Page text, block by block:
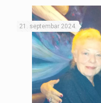
21. septembar 2024.